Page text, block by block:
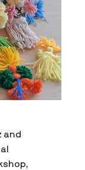
and